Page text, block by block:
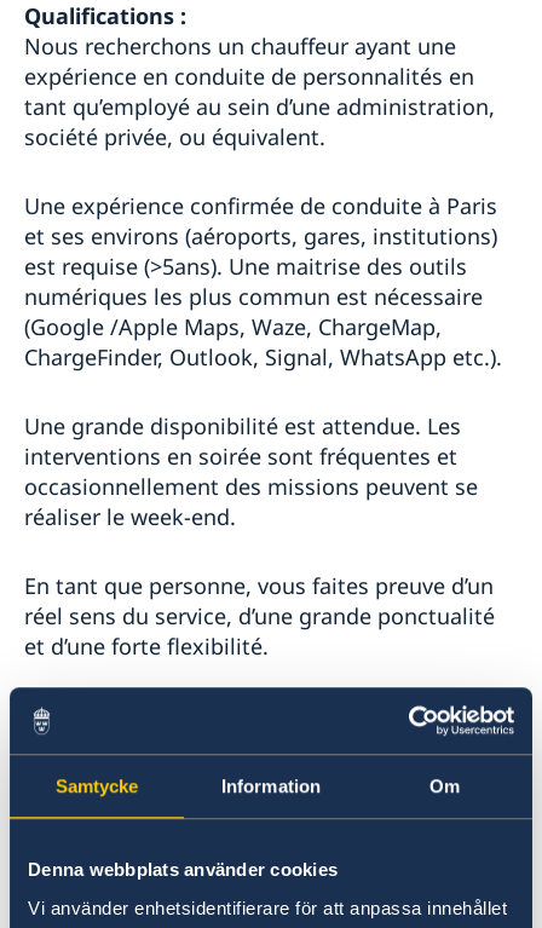
Samtycke Information Om
Denna webbplats använder cookies
Vi använder enhetsidentifierare för att anpassa innehållet
Qualifications :
Nous recherchons un chauffeur ayant une
expérience en conduite de personnalités en
tant qu’employé au sein d’une administration,
société privée, ou équivalent.
Une expérience confirmée de conduite à Paris
et ses environs (aéroports, gares, institutions)
est requise (>5ans). Une maitrise des outils
numériques les plus commun est nécessaire
(Google /Apple Maps, Waze, ChargeMap,
ChargeFinder, Outlook, Signal, WhatsApp etc.).
Une grande disponibilité est attendue. Les
interventions en soirée sont fréquentes et
occasionnellement des missions peuvent se
réaliser le week-end.
En tant que personne, vous faites preuve d’un
réel sens du service, d’une grande ponctualité
et d’une forte flexibilité.
Vous serez amené à évoluer au plus près des
personnalités de haut niveau, vous devez donc
disposer d’un sens aiguisé de la représentation
et en toute circonstance adopter une attitude
En plus du français, vous devez posséder un